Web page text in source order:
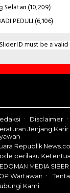
Selatan(10,209)
PEDULI(6,106)
ID must be a valid
Disclaimer
Jenjang
Republik
perilaku
MEDIA SIBER
Wartawan
Kami